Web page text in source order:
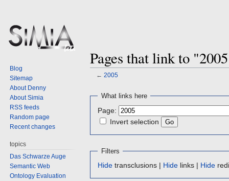
Pages that link to
← 2005
Jump
navigation
Jump
search
What links here
Page:
Invert selection
Filters
Hide transclusions | Hide links | Hide
Blog
Sitemap
About Denny
About Simia
RSS feeds
Random page
Recent changes
topics
Das Schwarze Auge
Semantic Web
Ontology Evaluation